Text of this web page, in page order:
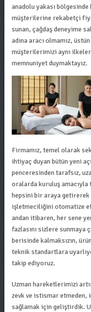
anadolu yakası bölgesinde
müşterilerine rekabetçi
sunan, çağdaş deneyime
adına aracı olmamız,
müşterilerimizi aynı
memnuniyet duymaktayız.
Firmamız, temel olarak
ihtiyaç duyan bütün yeni
penceresinden tarafsız,
oralarda kuruluş amacıyla
hepsini bir araya getirerek
işletmeciliğini otomatize
andan itibaren, her sene
fazlasını sizlere sunmaya
berisinde kalmaksızın,
teknik standartlara
takip ediyoruz.
Uzman hareketlerimizi
zevk ve istismar etmeden,
sağlamak için geliştirdik.